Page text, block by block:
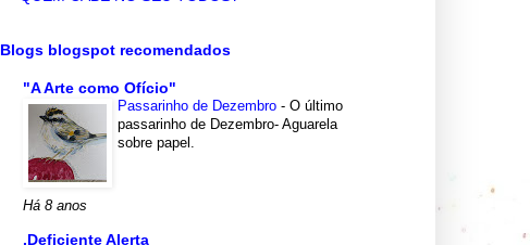
Blogs blogspot recomendados
"A Arte como Ofício"
Passarinho de Dezembro - O último
passarinho de Dezembro- Aguarela
sobre papel.
Há 8 anos
.Deficiente Alerta